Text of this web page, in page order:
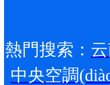
熱門搜索：
中央空調